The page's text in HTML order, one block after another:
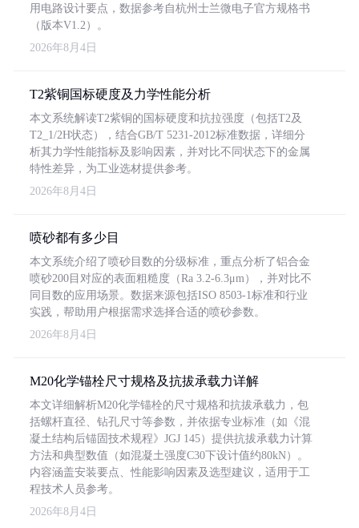
用电路设计要点，数据参考自杭州士兰微电子官方规格书
（版本V1.2）。
2026年8月4日
T2紫铜国标硬度及力学性能分析
本文系统解读T2紫铜的国标硬度和抗拉强度（包括T2及
T2_1/2H状态），结合GB/T 5231-2012标准数据，详细分
析其力学性能指标及影响因素，并对比不同状态下的金属
特性差异，为工业选材提供参考。
2026年8月4日
喷砂都有多少目
本文系统介绍了喷砂目数的分级标准，重点分析了铝合金
喷砂200目对应的表面粗糙度（Ra 3.2-6.3μm），并对比不
同目数的应用场景。数据来源包括ISO 8503-1标准和行业
实践，帮助用户根据需求选择合适的喷砂参数。
2026年8月4日
M20化学锚栓尺寸规格及抗拔承载力详解
本文详细解析M20化学锚栓的尺寸规格和抗拔承载力，包
括螺杆直径、钻孔尺寸等参数，并依据专业标准（如《混
凝土结构后锚固技术规程》JGJ 145）提供抗拔承载力计算
方法和典型数值（如混凝土强度C30下设计值约80kN）。
内容涵盖安装要点、性能影响因素及选型建议，适用于工
程技术人员参考。
2026年8月4日